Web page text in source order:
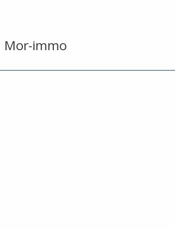
Mor-immo